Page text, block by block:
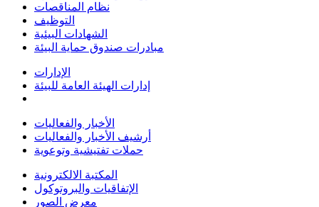
نظام المناقصات
التوظيف
الشهادات البيئية
مبادرات صندوق حماية البيئة
الإدارات
إدارات الهيئة العامة للبيئة
الأخبار والفعاليات
أرشيف الأخبار والفعاليات
حملات تفتيشية وتوعوية
المكتبة الالكترونية
الإتفاقيات والبروتوكول
معرض الصور